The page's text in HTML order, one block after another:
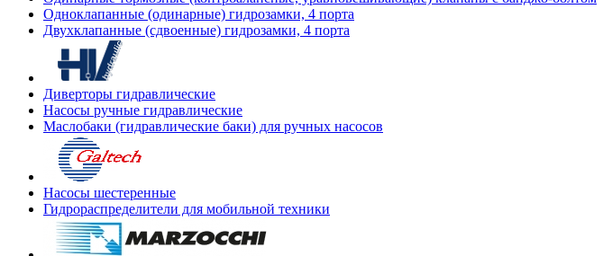
Одноклапанные (одинарные) гидрозамки, 4 порта
Двухклапанные (сдвоенные) гидрозамки, 4 порта
Диверторы гидравлические
Насосы ручные гидравлические
Маслобаки (гидравлические баки) для ручных насосов
Насосы шестеренные
Гидрораспределители для мобильной техники